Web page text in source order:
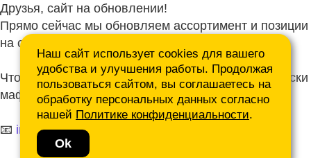
Наш сайт использует cookies для вашего
удобства и улучшения работы. Продолжая
пользоваться сайтом, вы соглашаетесь на
обработку персональных данных согласно
нашей Политике конфиденциальности.
Ok
Друзья, сайт на обновлении!
Прямо сейчас мы обновляем ассортимент и позиции
на сайте.
Чтобы не ждать, присылайте ваши запросы и списки
маф нам на почту.
📧 info@mafmasterfibre.ru